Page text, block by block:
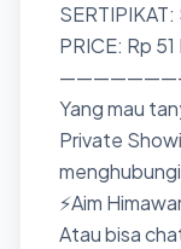
SERTIPIKAT:
PRICE: Rp
Yang mau
Private
⚡Aim
Atau bisa